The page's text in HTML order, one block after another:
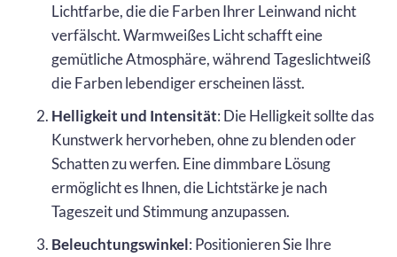
Lichtfarbe, die die Farben Ihrer Leinwand nicht
verfälscht. Warmweißes Licht schafft eine
gemütliche Atmosphäre, während Tageslichtweiß
die Farben lebendiger erscheinen lässt.
Helligkeit und Intensität: Die Helligkeit sollte das
Kunstwerk hervorheben, ohne zu blenden oder
Schatten zu werfen. Eine dimmbare Lösung
ermöglicht es Ihnen, die Lichtstärke je nach
Tageszeit und Stimmung anzupassen.
Beleuchtungswinkel: Positionieren Sie Ihre